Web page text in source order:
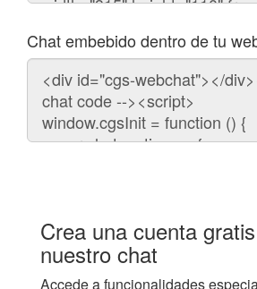
Chat embebido dentro de tu
Código
para
embeber
chat
Crea una cuenta
nuestro chat
Accede a funcionalidades